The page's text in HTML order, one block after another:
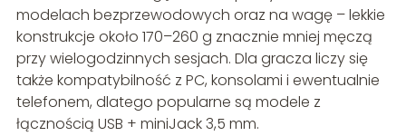
modelach bezprzewodowych oraz na wagę – lekkie
konstrukcje około 170–260 g znacznie mniej męczą
przy wielogodzinnych sesjach. Dla gracza liczy się
także kompatybilność z PC, konsolami i ewentualnie
telefonem, dlatego popularne są modele z
łącznością USB + miniJack 3,5 mm.